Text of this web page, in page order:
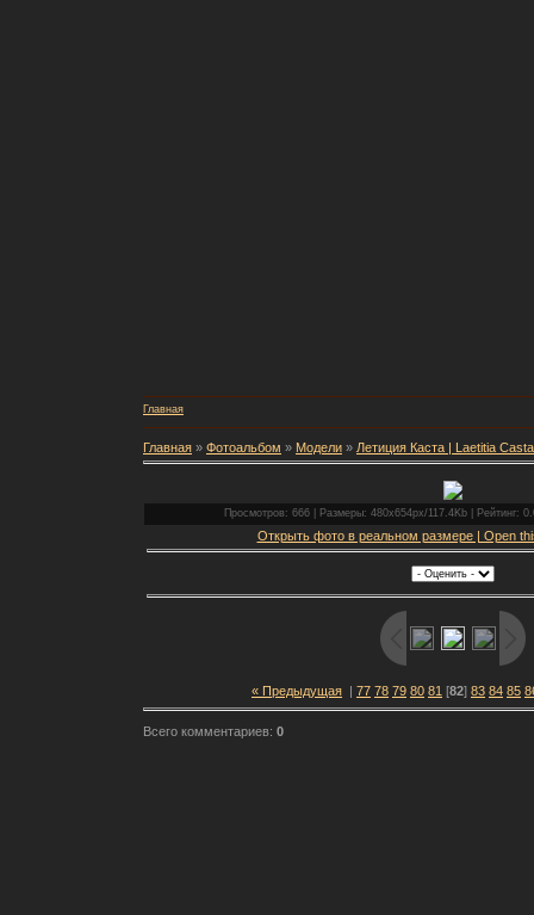
Главная
Главная » Фотоальбом » Модели » Летиция Каста | Laetitia Casta
Просмотров: 666 | Размеры: 480x654px/117.4Kb | Рейтинг:
Открыть фото в реальном размере | Open
« Предыдущая | 77 78 79 80 81 [82] 83 84 85
Всего комментариев: 0